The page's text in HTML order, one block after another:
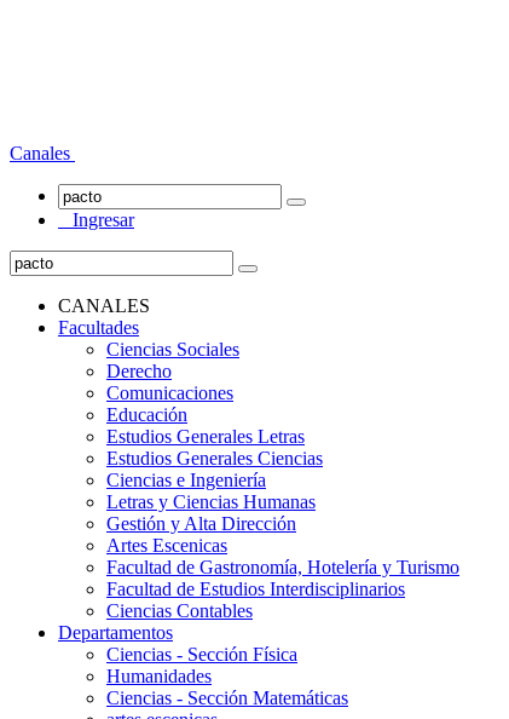
Canales
Ingresar
CANALES
Facultades
Ciencias Sociales
Derecho
Comunicaciones
Educación
Estudios Generales Letras
Estudios Generales Ciencias
Ciencias e Ingeniería
Letras y Ciencias Humanas
Gestión y Alta Dirección
Artes Escenicas
Facultad de Gastronomía, Hotelería y Turismo
Facultad de Estudios Interdisciplinarios
Ciencias Contables
Departamentos
Ciencias - Sección Física
Humanidades
Ciencias - Sección Matemáticas